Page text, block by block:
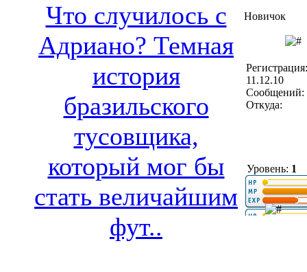
Что случилось с
Адриано? Темная
история
бразильского
тусовщика,
который мог бы
стать величайшим
фут..
Новичок
Регистрация:
11.12.10
Сообщений:
Откуда:
Уровень: 1